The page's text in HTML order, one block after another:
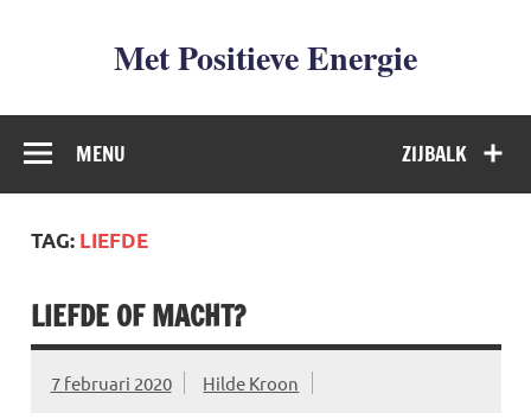
Met Positieve Energie
De weg naar Positief Leven
ZIJBALK
MENU
TAG: LIEFDE
LIEFDE OF MACHT?
7 februari 2020 Hilde Kroon